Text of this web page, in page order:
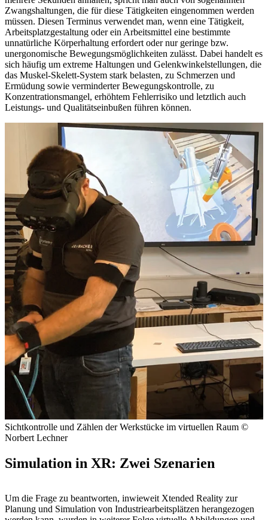
Zwangshaltungen, die für diese Tätigkeiten eingenommen werden
müssen. Diesen Terminus verwendet man, wenn eine Tätigkeit,
Arbeitsplatzgestaltung oder ein Arbeitsmittel eine bestimmte
unnatürliche Körperhaltung erfordert oder nur geringe bzw.
unergonomische Bewegungsmöglichkeiten zulässt. Dabei handelt es
sich häufig um extreme Haltungen und Gelenkwinkelstellungen, die
das Muskel-Skelett-System stark belasten, zu Schmerzen und
Ermüdung sowie verminderter Bewegungskontrolle, zu
Konzentrationsmangel, erhöhtem Fehlerrisiko und letztlich auch
Leistungs- und Qualitätseinbußen führen können.
Sichtkontrolle und Zählen der Werkstücke im virtuellen Raum ©
Norbert Lechner
Simulation in XR: Zwei Szenarien
Um die Frage zu beantworten, inwieweit Xtended Reality zur
Planung und Simulation von Industriearbeitsplätzen herangezogen